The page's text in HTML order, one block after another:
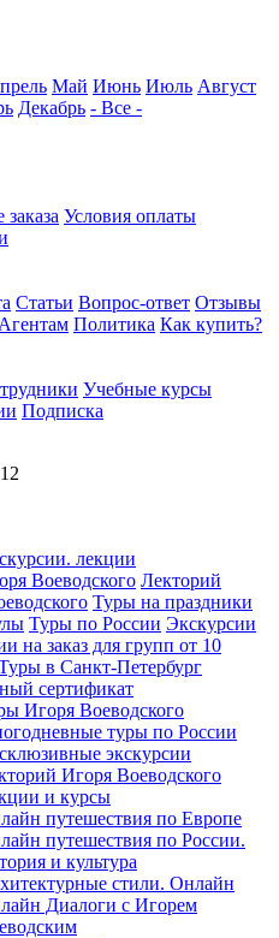
Май Июнь Июль Август
Декабрь - Все -
Условия оплаты
Статьи Вопрос-ответ Отзывы
Агентам Политика Как купить?
Учебные курсы
Подписка
лекции
Воеводского Лекторий
Туры на праздники
Туры по России Экскурсии
на заказ для групп от 10
в Санкт-Петербург
сертификат
Игоря Воеводского
туры по России
экскурсии
Игоря Воеводского
и курсы
путешествия по Европе
путешествия по России.
и культура
стили. Онлайн
Диалоги с Игорем